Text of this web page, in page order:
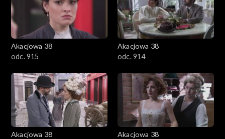
Akacjowa 38
odc. 915
Akacjowa 38
odc. 914
Akacjowa 38
Akacjowa 38